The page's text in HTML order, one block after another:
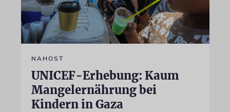
NAHOST
UNICEF-Erhebung: Kaum
Mangelernährung bei
Kindern in Gaza